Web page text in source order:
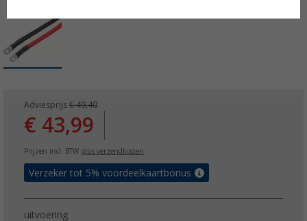
Adviesprijs € 49,40
€ 43,99
Prijzen incl. BTW plus verzendkosten
Verzeker tot 5% voordeelkaartbonus
uitvoering